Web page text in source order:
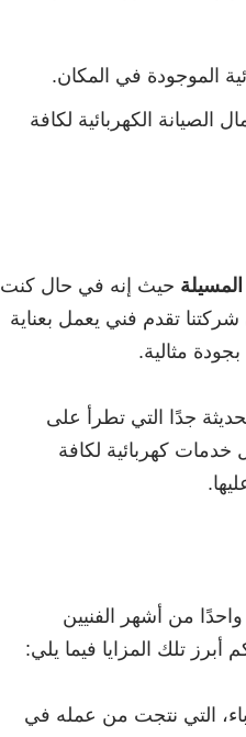
الموجودة في المكان.
الكهربائية لكافة
حيث إنه في حال كنت
تقدم فني يعمل بعناية
مثالية.
جدًا التي تطرأ على
كهربائية لكافة
من أشهر الفنيين
تلك المزايا فيما يلي:
التي نتجت من عمله في